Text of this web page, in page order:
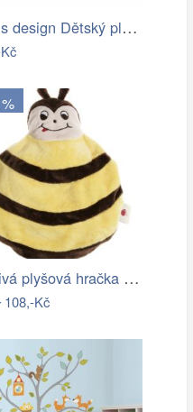
Pieris design Dětský plakát les
Hřejivá plyšová hračka ČMELDA pro…
108,-Kč